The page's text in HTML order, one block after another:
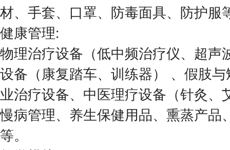
材、手套、口罩、防毒面具、防护服
健康管理:
物理治疗设备（低中频治疗仪、超声
设备（康复踏车、训练器） 、假肢
业治疗设备、中医理疗设备（针灸、
慢病管理、养生保健用品、熏蒸产品
等。